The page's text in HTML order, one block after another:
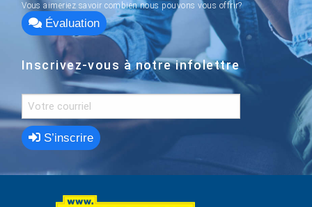
Vous aimeriez savoir combien nous pouvons vous offrir?
Évaluation
Inscrivez-vous à notre infolettre
S’inscrire